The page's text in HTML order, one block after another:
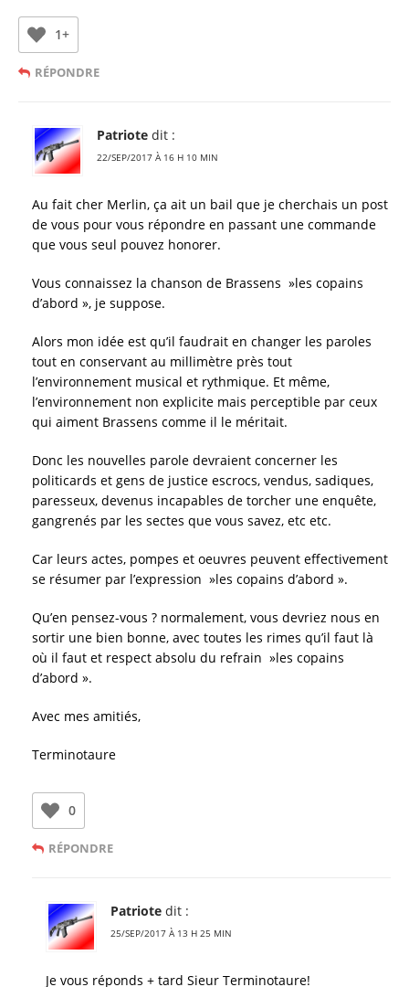
1+
RÉPONDRE
Patriote dit :
22/SEP/2017 À 16 H 10 MIN
Au fait cher Merlin, ça ait un bail que je cherchais un post
de vous pour vous répondre en passant une commande
que vous seul pouvez honorer.
Vous connaissez la chanson de Brassens »les copains
d’abord », je suppose.
Alors mon idée est qu’il faudrait en changer les paroles
tout en conservant au millimètre près tout
l’environnement musical et rythmique. Et même,
l’environnement non explicite mais perceptible par ceux
qui aiment Brassens comme il le méritait.
Donc les nouvelles parole devraient concerner les
politicards et gens de justice escrocs, vendus, sadiques,
paresseux, devenus incapables de torcher une enquête,
gangrenés par les sectes que vous savez, etc etc.
Car leurs actes, pompes et oeuvres peuvent effectivement
se résumer par l’expression »les copains d’abord ».
Qu’en pensez-vous ? normalement, vous devriez nous en
sortir une bien bonne, avec toutes les rimes qu’il faut là
où il faut et respect absolu du refrain »les copains
d’abord ».
Avec mes amitiés,
Terminotaure
0
RÉPONDRE
Patriote dit :
25/SEP/2017 À 13 H 25 MIN
Je vous réponds + tard Sieur Terminotaure!